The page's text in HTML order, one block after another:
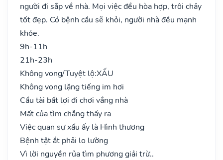
người đi sắp về nhà. Mọi việc đều hòa hợp, trôi chảy
tốt đẹp. Có bệnh cầu sẽ khỏi, người nhà đều mạnh
khỏe.
9h-11h
21h-23h
Không vong/Tuyệt lộ:XẤU
Không vong lặng tiếng im hơi
Cầu tài bất lợi đi chơi vắng nhà
Mất của tìm chẳng thấy ra
Việc quan sự xấu ấy là Hình thương
Bệnh tật ắt phải lo lường
Vì lời nguyền rủa tìm phương giải trừ..